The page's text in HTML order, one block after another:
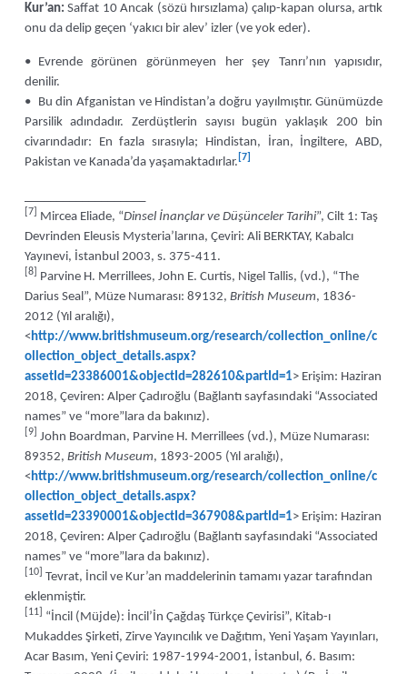
Kur’an: Saffat 10 Ancak (sözü hırsızlama) çalıp-kapan olursa, artık
onu da delip geçen ‘yakıcı bir alev’ izler (ve yok eder).
• Evrende görünen görünmeyen her şey Tanrı’nın yapısıdır,
denilir.
• Bu din Afganistan ve Hindistan’a doğru yayılmıştır. Günümüzde
Parsilik adındadır. Zerdüştlerin sayısı bugün yaklaşık 200 bin
civarındadır: En fazla sırasıyla; Hindistan, İran, İngiltere, ABD,
Pakistan ve Kanada’da yaşamaktadırlar. [7]
[7] Mircea Eliade, “Dinsel İnançlar ve Düşünceler Tarihi”, Cilt 1: Taş
Devrinden Eleusis Mysteria’larına, Çeviri: Ali BERKTAY, Kabalcı
Yayınevi, İstanbul 2003, s. 375-411.
[8]
Parvine H. Merrillees, John E. Curtis, Nigel Tallis, (vd.), “The
Darius Seal”, Müze Numarası: 89132, British Museum, 1836-
2012 (Yıl aralığı),
<http://www.britishmuseum.org/research/collection_online/c
ollection_object_details.aspx?
assetId=23386001&objectId=282610&partId=1> Erişim: Haziran
2018, Çeviren: Alper Çadıroğlu (Bağlantı sayfasındaki “Associated
names” ve “more”lara da bakınız).
[9] John Boardman, Parvine H. Merrillees (vd.), Müze Numarası:
89352, British Museum, 1893-2005 (Yıl aralığı),
<http://www.britishmuseum.org/research/collection_online/c
ollection_object_details.aspx?
assetId=23390001&objectId=367908&partId=1> Erişim: Haziran
2018, Çeviren: Alper Çadıroğlu (Bağlantı sayfasındaki “Associated
names” ve “more”lara da bakınız).
[10] Tevrat, İncil ve Kur’an maddelerinin tamamı yazar tarafından
eklenmiştir.
[11]
“İncil (Müjde): İncil’İn Çağdaş Türkçe Çevirisi”, Kitab-ı
Mukaddes Şirketi, Zirve Yayıncılık ve Dağıtım, Yeni Yaşam Yayınları,
Acar Basım, Yeni Çeviri: 1987-1994-2001, İstanbul, 6. Basım: